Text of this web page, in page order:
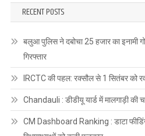
RECENT POSTS
बलुआ पुलिस ने दबोचा 25 हजार का इनामी
गिरफ्तार
IRCTC की पहल: रक्सौल से 1 सितंबर को
Chandauli : डीडीयू यार्ड में मालगाड़ी की
CM Dashboard Ranking : डाटा